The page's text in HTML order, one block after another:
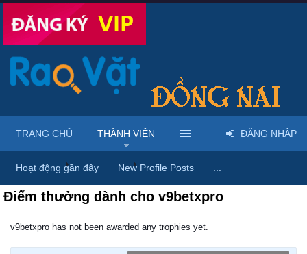
Trang chủ Thành viên v9betxpro
Điểm thưởng dành cho v9betxpro
v9betxpro has not been awarded any trophies yet.
TRANG CHỦ THÀNH VIÊN
Hoạt động gần đây New Profile Posts
ĐĂNG NHẬP